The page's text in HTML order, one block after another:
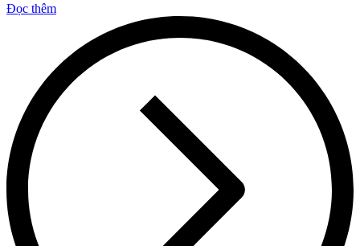
Đọc thêm